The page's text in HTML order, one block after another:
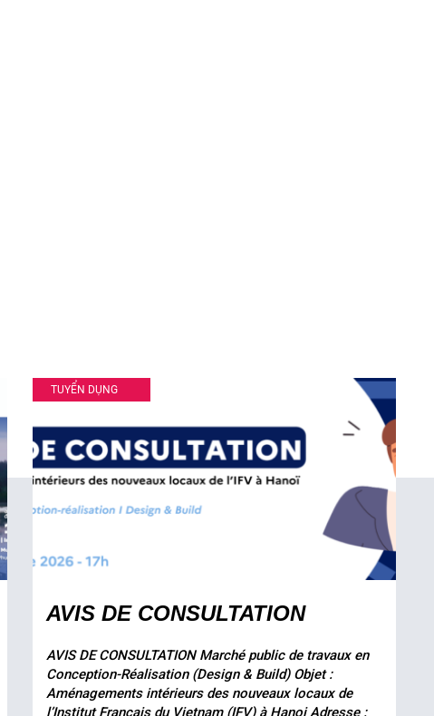
TUYỂN DỤNG
AVIS DE CONSULTATION
AVIS DE CONSULTATION Marché public de travaux en
Conception-Réalisation (Design & Build) Objet :
Aménagements intérieurs des nouveaux locaux de
l’Institut Français du Vietnam (IFV) à Hanoi Adresse :